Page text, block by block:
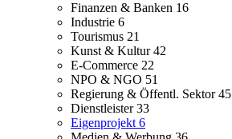
Finanzen & Banken 16
Industrie 6
Tourismus 21
Kunst & Kultur42
E-Commerce 22
NPO & NGO 51
Regierung & Öffentl. Sektor45
Dienstleister33
Eigenprojekt 6